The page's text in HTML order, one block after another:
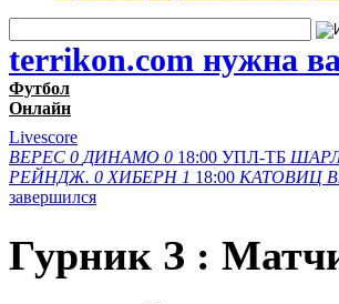
terrikon.com нужна
Футбол
Онлайн
Livescore
ВЕРЕС 0 ДИНАМО 0 18:00 УПЛ-ТБ
РЕЙНДЖ. 0 ХИБЕРН 1 18:00 КАТОВИЦ
завершился
Гурник З :